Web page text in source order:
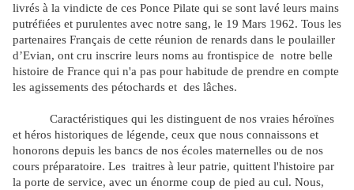
livrés à la vindicte de ces Ponce Pilate qui se sont lavé leurs mains
putréfiées et purulentes avec notre sang, le 19 Mars 1962. Tous les
partenaires Français de cette réunion de renards dans le poulailler
d’Evian, ont cru inscrire leurs noms au frontispice de notre belle
histoire de France qui n'a pas pour habitude de prendre en compte
les agissements des pétochards et des lâches.
Caractéristiques qui les distinguent de nos vraies héroïnes
et héros historiques de légende, ceux que nous connaissons et
honorons depuis les bancs de nos écoles maternelles ou de nos
cours préparatoire. Les traitres à leur patrie, quittent l'histoire par
la porte de service, avec un énorme coup de pied au cul. Nous,